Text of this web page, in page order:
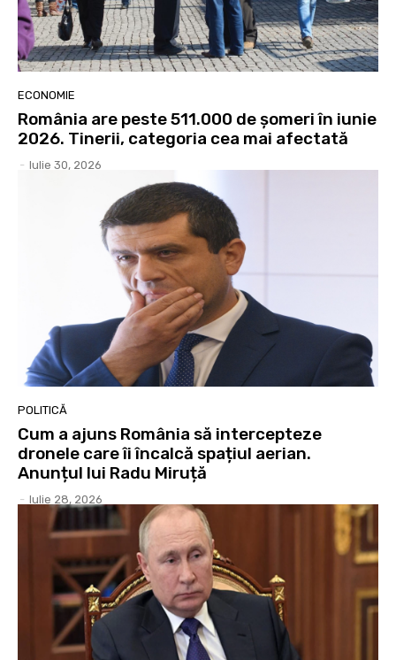
ECONOMIE
România are peste 511.000 de șomeri în iunie
2026. Tinerii, categoria cea mai afectată
- Iulie 30, 2026
POLITICĂ
Cum a ajuns România să intercepteze
dronele care îi încalcă spațiul aerian.
Anunțul lui Radu Miruță
- Iulie 28, 2026